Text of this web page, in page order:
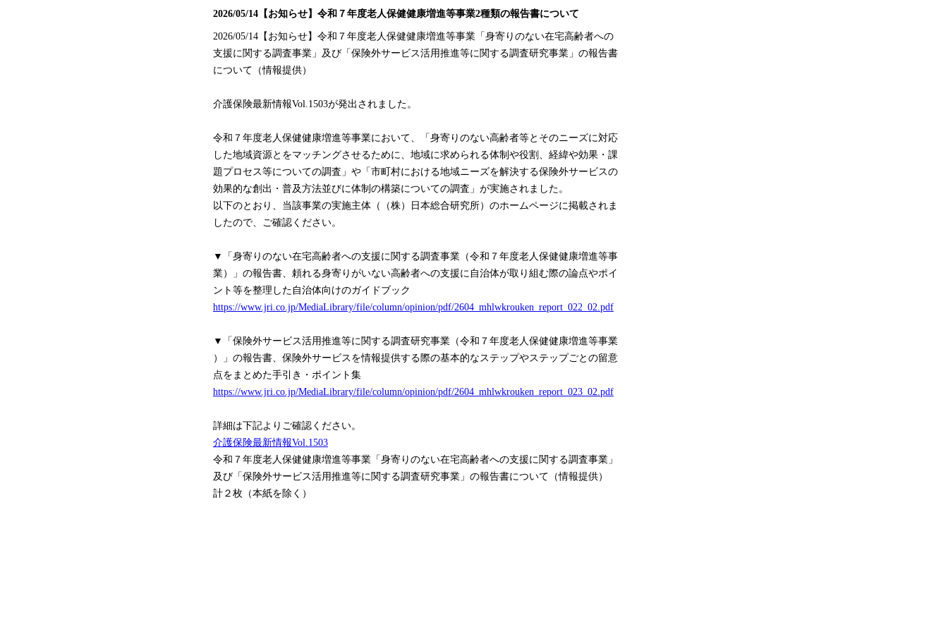
2026/05/14【お知らせ】令和７年度老人保健健康増進等事業2種類の報告書について
2026/05/14【お知らせ】令和７年度老人保健健康増進等事業「身寄りのない在宅高齢者への
支援に関する調査事業」及び「保険外サービス活用推進等に関する調査研究事業」の報告書
について（情報提供）
介護保険最新情報Vol.1503が発出されました。
令和７年度老人保健健康増進等事業において、「身寄りのない高齢者等とそのニーズに対応
した地域資源とをマッチングさせるために、地域に求められる体制や役割、経緯や効果・課
題プロセス等についての調査」や「市町村における地域ニーズを解決する保険外サービスの
効果的な創出・普及方法並びに体制の構築についての調査」が実施されました。
以下のとおり、当該事業の実施主体（（株）日本総合研究所）のホームページに掲載されま
したので、ご確認ください。
▼「身寄りのない在宅高齢者への支援に関する調査事業（令和７年度老人保健健康増進等事
業）」の報告書、頼れる身寄りがいない高齢者への支援に自治体が取り組む際の論点やポイ
ント等を整理した自治体向けのガイドブック
https://www.jri.co.jp/MediaLibrary/file/column/opinion/pdf/2604_mhlwkrouken_report_022_02.pdf
▼「保険外サービス活用推進等に関する調査研究事業（令和７年度老人保健健康増進等事業
）」の報告書、保険外サービスを情報提供する際の基本的なステップやステップごとの留意
点をまとめた手引き・ポイント集
https://www.jri.co.jp/MediaLibrary/file/column/opinion/pdf/2604_mhlwkrouken_report_023_02.pdf
詳細は下記よりご確認ください。
介護保険最新情報Vol.1503
令和７年度老人保健健康増進等事業「身寄りのない在宅高齢者への支援に関する調査事業」
及び「保険外サービス活用推進等に関する調査研究事業」の報告書について（情報提供）
計２枚（本紙を除く）